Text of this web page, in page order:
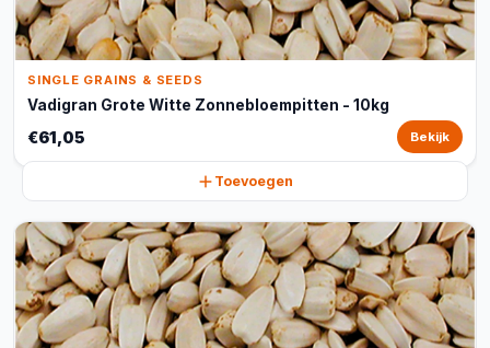
SINGLE GRAINS & SEEDS
Vadigran Grote Witte Zonnebloempitten - 10kg
€61,05 Bekijk
Toevoegen